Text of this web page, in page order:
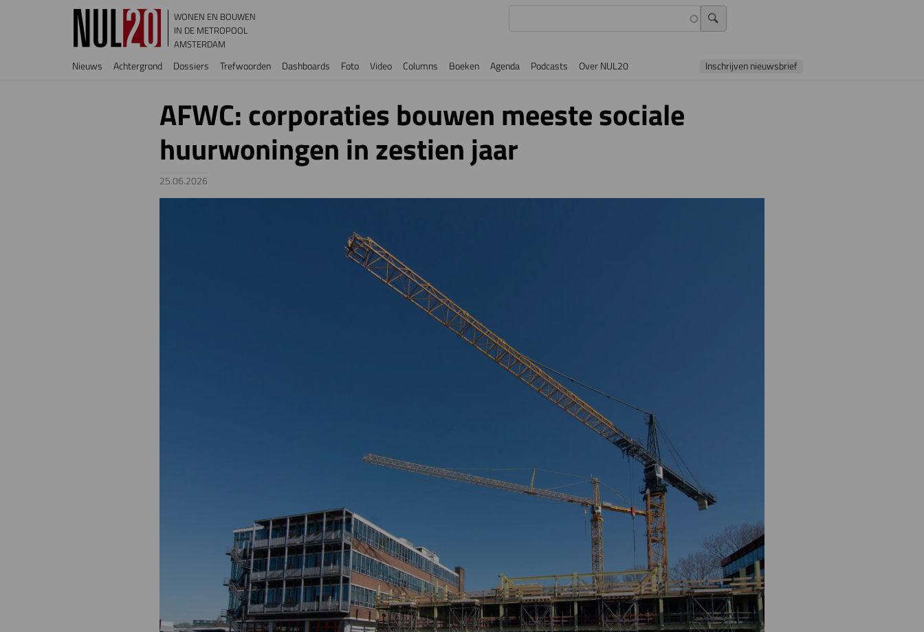
Overslaan en naar de inhoud gaan
WONEN EN BOUWEN
IN DE METROPOOL
AMSTERDAM
Hoofdnavigatie
Nieuws Achtergrond Dossiers Trefwoorden Dashboards Foto Video Columns Boeken Agenda Podcasts Over NUL20 Inschrijven nieuwsbrief
AFWC: corporaties bouwen meeste sociale
huurwoningen in zestien jaar
25.06.2026